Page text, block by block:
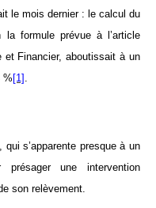
le mois dernier : le calcul du
la formule prévue à l’article
et Financier, aboutissait à un
% [1] .
s’apparente presque à un
une intervention
son relèvement.